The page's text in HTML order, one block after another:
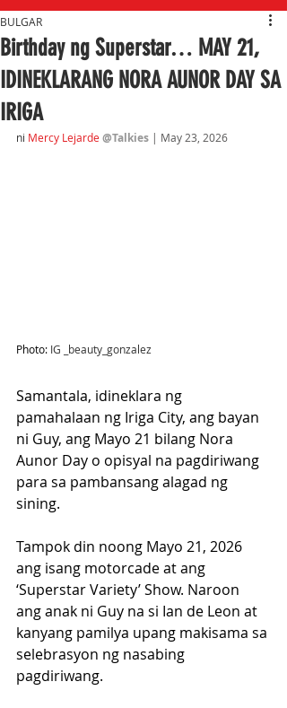
Birthday ng Superstar… MAY 21,
IDINEKLARANG NORA AUNOR DAY SA
IRIGA
BULGAR
ni Mercy Lejarde @Talkies | May 23, 2026
Photo: IG _beauty_gonzalez
Samantala, idineklara ng
pamahalaan ng Iriga City, ang bayan
ni Guy, ang Mayo 21 bilang Nora
Aunor Day o opisyal na pagdiriwang
para sa pambansang alagad ng
sining.
Tampok din noong Mayo 21, 2026
ang isang motorcade at ang
‘Superstar Variety’ Show. Naroon
ang anak ni Guy na si Ian de Leon at
kanyang pamilya upang makisama sa
selebrasyon ng nasabing
pagdiriwang.